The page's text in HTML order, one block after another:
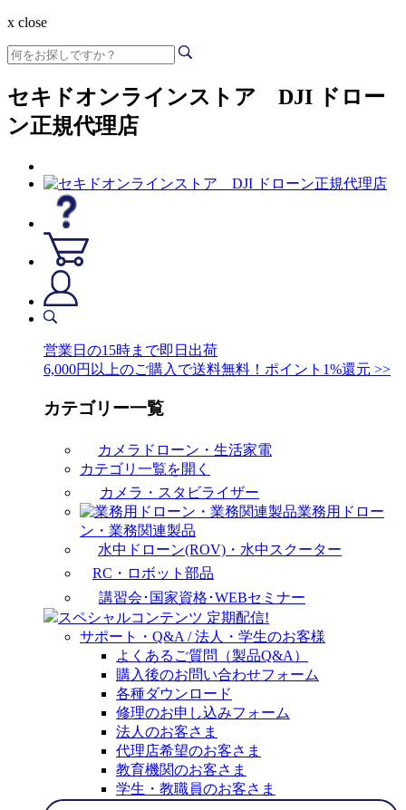
x close
セキドオンラインストア DJI ドロー
ン正規代理店
営業日の15時まで即日出荷
6,000円以上のご購入で送料無料！ポイント1%還元 >>
カテゴリー一覧
カメラドローン・生活家電
カテゴリ一覧を開く
カメラ・スタビライザー
業務用ドロー
ン・業務関連製品
水中ドローン(ROV)・水中スクーター
RC・ロボット部品
講習会･国家資格･WEBセミナー
スペシャルコンテンツ 定期配信!
サポート・Q&A / 法人・学生のお客様
よくあるご質問（製品Q&A）
購入後のお問い合わせフォーム
各種ダウンロード
修理のお申し込みフォーム
法人のお客さま
代理店希望のお客さま
教育機関のお客さま
学生・教職員のお客さま